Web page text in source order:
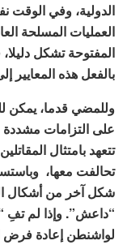
الدولية، وفي الوقت
العمليات المسلحة
المفتوحة تشكل
بالفعل هذه المعايير
وللمضي قدما، يمكن
على التزامات مشددة
تتعهد بامتثال
تحالفت معها،
شكل آخر من أشكال
“داعش”. وإذا لم تفِ
لواشنطن إعادة فرض